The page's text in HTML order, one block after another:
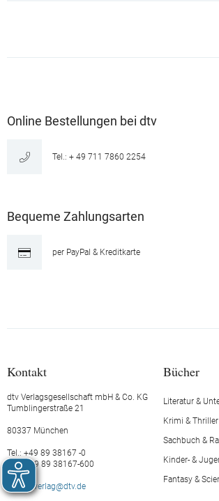
Online Bestellungen bei dtv
Tel.: + 49 711 7860 2254
Bequeme Zahlungsarten
per PayPal & Kreditkarte
Kontakt
dtv Verlagsgesellschaft mbH & Co. KG
Tumblingerstraße 21
80337 München
Tel.: +49 89 38167 -0
Fax: +49 89 38167-600
E-Mail:verlag@dtv.de
Bücher
Literatur &
Krimi & Thriller
Sachbuch &
Kinder- &
Fantasy &